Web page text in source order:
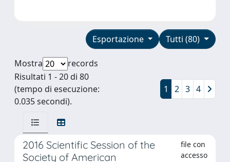
Tutti (80)
Esportazione
Mostra
records
Risultati 1 - 20 di 80
(tempo di esecuzione:
0.035 secondi).
1 2 3 4
2016 Scientific Session of the
Society of American
file con
accesso